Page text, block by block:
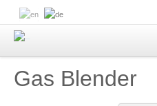
Gas Blender